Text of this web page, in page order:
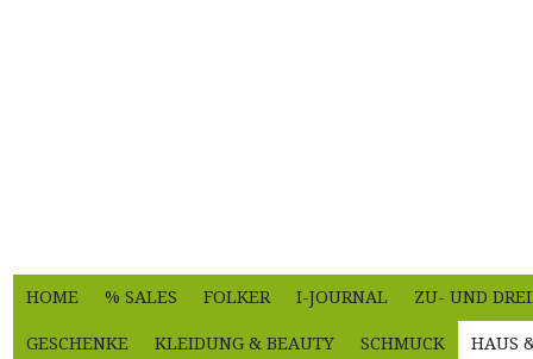
HOME % SALES FOLKER I-JOURNAL ZU- UND
GESCHENKE KLEIDUNG & BEAUTY SCHMUCK HAUS